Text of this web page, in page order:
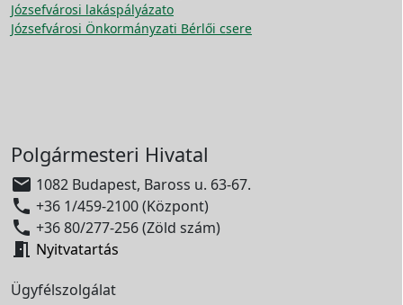
Józsefvárosi lakáspályázato
Józsefvárosi Önkormányzati Bérlői csere
Polgármesteri Hivatal
 1082 Budapest, Baross u. 63-67.
 +36 1/459-2100 (Központ)
 +36 80/277-256 (Zöld szám)
 Nyitvatartás
Ügyfélszolgálat